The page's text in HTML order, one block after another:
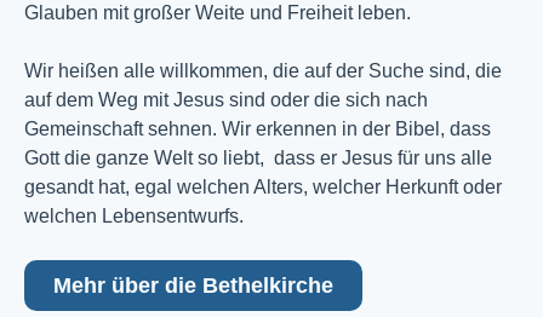
Glauben mit großer Weite und Freiheit leben.
Wir heißen alle willkommen, die auf der Suche sind, die
auf dem Weg mit Jesus sind oder die sich nach
Gemeinschaft sehnen. Wir erkennen in der Bibel, dass
Gott die ganze Welt so liebt, dass er Jesus für uns alle
gesandt hat, egal welchen Alters, welcher Herkunft oder
welchen Lebensentwurfs.
Mehr über die Bethelkirche